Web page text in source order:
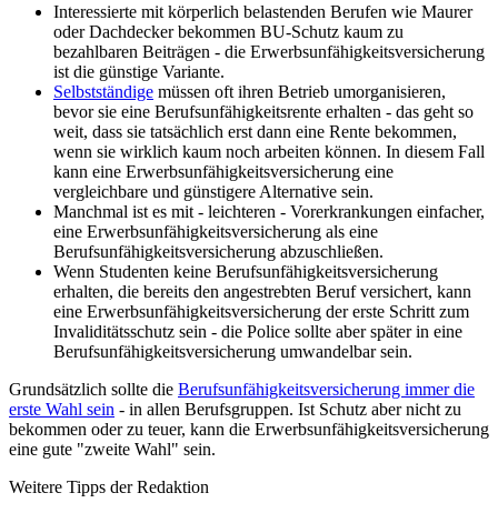
Interessierte mit körperlich belastenden Berufen wie Maurer
oder Dachdecker bekommen BU-Schutz kaum zu
bezahlbaren Beiträgen - die Erwerbsunfähigkeitsversicherung
ist die günstige Variante.
Selbstständige müssen oft ihren Betrieb umorganisieren,
bevor sie eine Berufsunfähigkeitsrente erhalten - das geht so
weit, dass sie tatsächlich erst dann eine Rente bekommen,
wenn sie wirklich kaum noch arbeiten können. In diesem Fall
kann eine Erwerbsunfähigkeitsversicherung eine
vergleichbare und günstigere Alternative sein.
Manchmal ist es mit - leichteren - Vorerkrankungen einfacher,
eine Erwerbsunfähigkeitsversicherung als eine
Berufsunfähigkeitsversicherung abzuschließen.
Wenn Studenten keine Berufsunfähigkeitsversicherung
erhalten, die bereits den angestrebten Beruf versichert, kann
eine Erwerbsunfähigkeitsversicherung der erste Schritt zum
Invaliditätsschutz sein - die Police sollte aber später in eine
Berufsunfähigkeitsversicherung umwandelbar sein.
Grundsätzlich sollte die Berufsunfähigkeitsversicherung immer die
erste Wahl sein - in allen Berufsgruppen. Ist Schutz aber nicht zu
bekommen oder zu teuer, kann die Erwerbsunfähigkeitsversicherung
eine gute "zweite Wahl" sein.
Weitere Tipps der Redaktion